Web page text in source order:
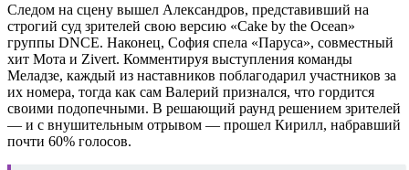
Следом на сцену вышел Александров, представивший на
строгий суд зрителей свою версию «Cake by the Ocean»
группы DNCE. Наконец, София спела «Паруса», совместный
хит Мота и Zivert. Комментируя выступления команды
Меладзе, каждый из наставников поблагодарил участников за
их номера, тогда как сам Валерий признался, что гордится
своими подопечными. В решающий раунд решением зрителей
— и с внушительным отрывом — прошел Кирилл, набравший
почти 60% голосов.